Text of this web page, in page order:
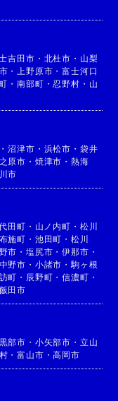
吉田市 ・ 北杜市 ・ 山梨
・ 上野原市 ・富士河口
・南部町 ・忍野村 ・ 山
・沼津市 ・ 浜松市 ・ 袋井
原市 ・ 焼津市 ・ 熱海
市
田町 ・ 山ノ内町 ・ 松川
施町 ・ 池田町 ・ 松川
市 ・ 塩尻市 ・伊那市 ・
中野市 ・ 小諸市 ・ 駒ヶ根
町 ・ 辰野町 ・信濃町 ・
飯田市
黒部市 ・ 小矢部市 ・ 立山
・富山市 ・高岡市